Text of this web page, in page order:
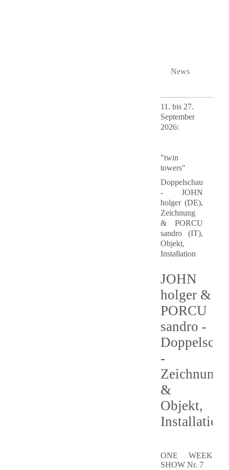
News
11. bis 27.
September
2026:
"twin
towers"
Doppelschau
- JOHN
holger (DE),
Zeichnung
& PORCU
sandro (IT),
Objekt,
Installation
JOHN
holger &
PORCU
sandro -
-
Zeichnung
&
Objekt,
Installation
ONE WEEK
SHOW Nr. 7